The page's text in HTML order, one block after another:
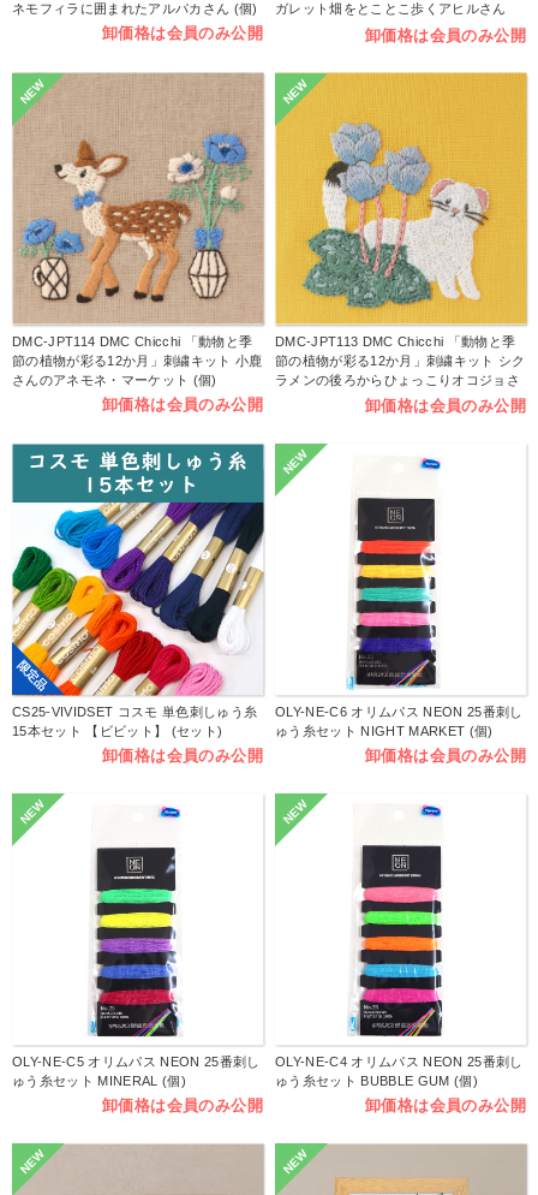
ネモフィラに囲まれたアルパカさん (個)
卸価格は会員のみ公開
ガレット畑をとことこ歩くアヒルさん
卸価格は会員のみ公開
NEW
DMC-JPT114 DMC Chicchi 「動物と季
節の植物が彩る12か月」刺繍キット 小鹿
さんのアネモネ・マーケット (個)
卸価格は会員のみ公開
NEW
DMC-JPT113 DMC Chicchi 「動物と季
節の植物が彩る12か月」刺繍キット シク
ラメンの後ろからひょっこりオコジョさ
卸価格は会員のみ公開
限定品
CS25-VIVIDSET コスモ 単色刺しゅう糸
15本セット 【ビビット】 (セット)
卸価格は会員のみ公開
NEW
OLY-NE-C6 オリムパス NEON 25番刺し
ゅう糸セット NIGHT MARKET (個)
卸価格は会員のみ公開
NEW
OLY-NE-C5 オリムパス NEON 25番刺し
ゅう糸セット MINERAL (個)
卸価格は会員のみ公開
NEW
OLY-NE-C4 オリムパス NEON 25番刺し
ゅう糸セット BUBBLE GUM (個)
卸価格は会員のみ公開
NEW NEW